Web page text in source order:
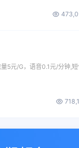
5元/G，语音0.1元/分钟,